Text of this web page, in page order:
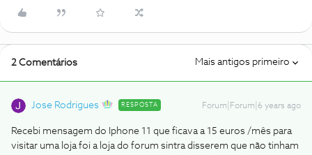
2 Comentários Mais antigos primeiro
Jose Rodrigues RESPOSTA Forum|Forum|6 years ago
Recebi mensagem do Iphone 11 que ficava a 15 euros /mês para
visitar uma loja foi a loja do forum sintra disserem que não tinham